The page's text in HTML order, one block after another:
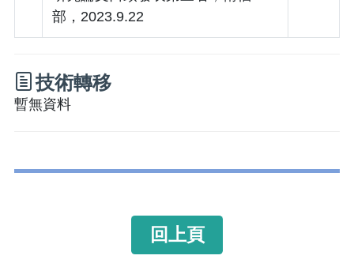
部，2023.9.22
技術轉移
暫無資料
回上頁